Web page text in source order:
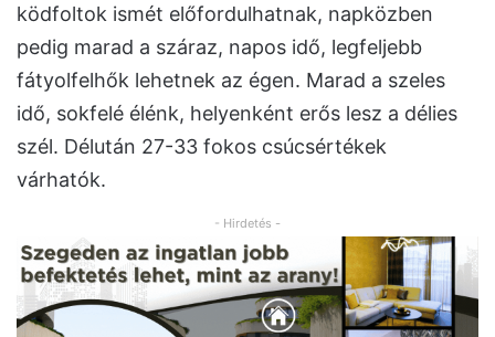
ködfoltok ismét előfordulhatnak, napközben
pedig marad a száraz, napos idő, legfeljebb
fátyolfelhők lehetnek az égen. Marad a szeles
idő, sokfelé élénk, helyenként erős lesz a délies
szél. Délután 27-33 fokos csúcsértékek
várhatók.
- Hirdetés -